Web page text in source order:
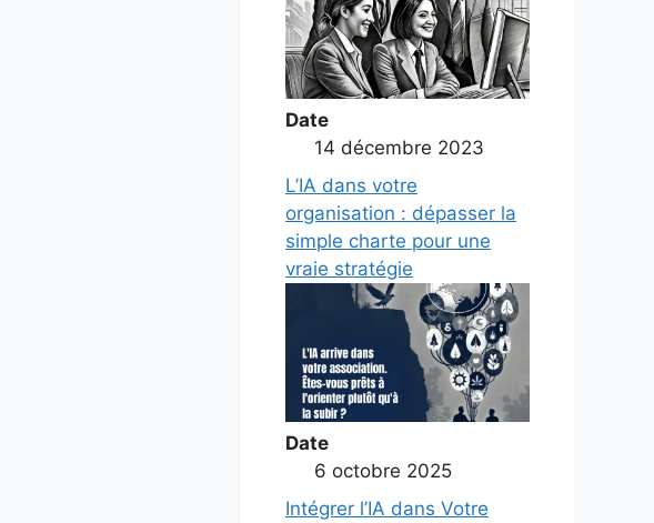
Date
14 décembre 2023
L’IA dans votre
organisation : dépasser la
simple charte pour une
vraie stratégie
Date
6 octobre 2025
Intégrer l’IA dans Votre